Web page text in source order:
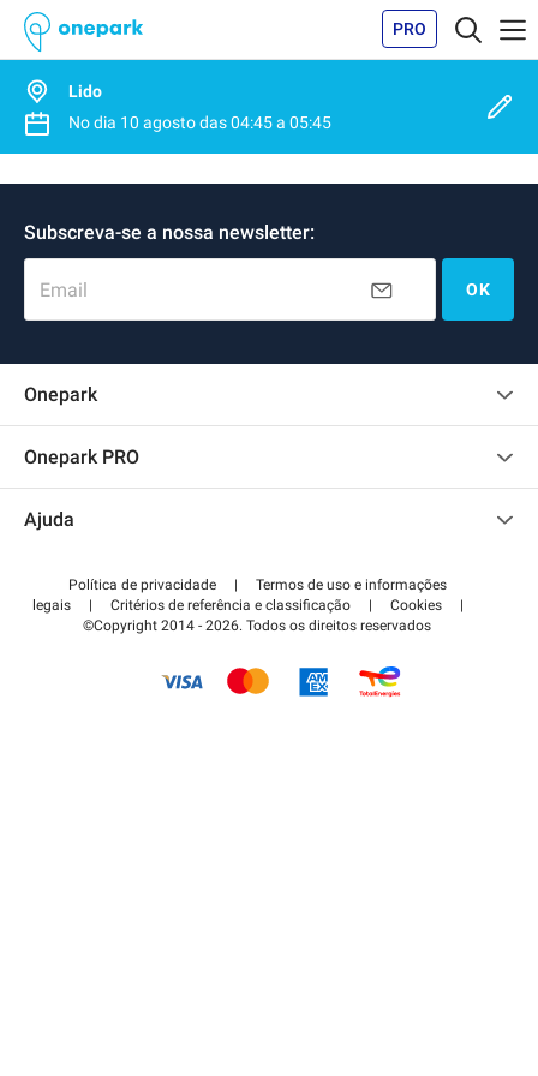
PRO
Lido
No dia 10 agostodas04:45a 05:45
Subscreva-se a nossa newsletter:
Email OK
Onepark
Onepark PRO
Torne-se um membro
Ajuda
Centro de apoio
Como é que funciona?
Pagar o estacionamento FLOW
Política de privacidade |
Termos de uso e informações
legais
| Critérios de referência e classificação | Cookies
|
©Copyright 2014 - 2026. Todos os direitos reservados